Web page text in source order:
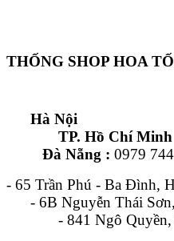
THỐNG SHOP HOA
Hà
TP. Hồ
Đà Nẵng : 0979
- 65 Trần Phú -
- 6B Nguyễn Thái
- 841 Ngô Quyền,